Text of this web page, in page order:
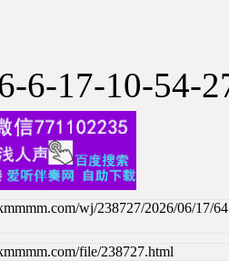
6-17-10-54-
wj/238727/2026/06/17/
file/238727.html